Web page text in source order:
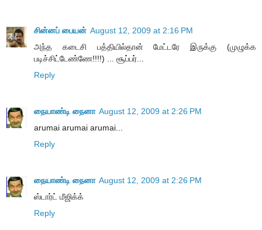
சின்னப் பையன் August 12, 2009 at 2:16 PM
அந்த கடைசி பத்தியில்தான் மேட்டரே இருக்கு (முழுக்க
படிச்சிட்டேண்ணே!!!!) ... சூப்பர்...
Reply
நையாண்டி நைனா August 12, 2009 at 2:26 PM
arumai arumai arumai...
Reply
நையாண்டி நைனா August 12, 2009 at 2:26 PM
ஸ்டார்ட் மீஜிக்க்
Reply